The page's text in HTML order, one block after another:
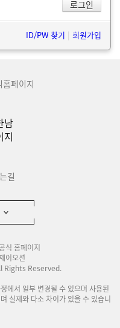
ID/PW 찾기 | 회원가입
페이지
남
지
길
식 홈페이지
이오션
Rights Reserved.
에서 일부 변경될 수 있으며 사용된
실제와 다소 차이가 있을 수 있습니